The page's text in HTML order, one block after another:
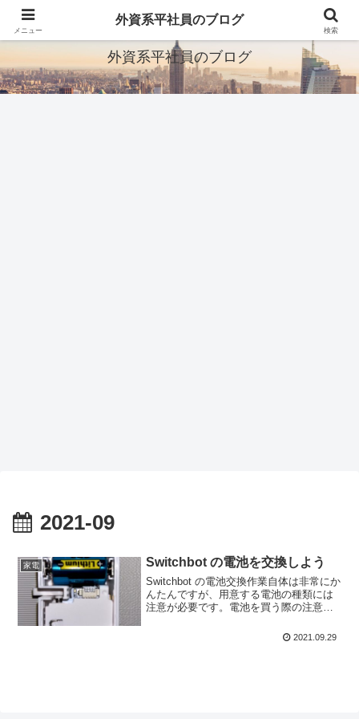
ITとか転職とか旅行とか
外資系平社員のブログ
2021-09
家電 Switchbot の電池を交換しよう
Switchbot の電池交換作業自体は非常にか
んたんですが、用意する電池の種類には
注意が必要です。電池を買う際の注意点
2021.09.29
メニュー
外資系平社員のブログ
検索